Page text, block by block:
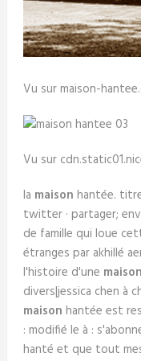
Vu sur maison-
Vu sur
la maison hantée.
twitter · partager;
de famille qui loue
étranges par akhillé
l'histoire d'une maison
divers|jessica chen à
maison hantée est
: modifié le à :
hanté et que tout